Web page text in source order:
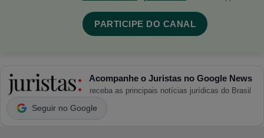
PARTICIPE DO CANAL
Acompanhe o Juristas no Google News
receba as principais notícias jurídicas do Brasil
Seguir no Google